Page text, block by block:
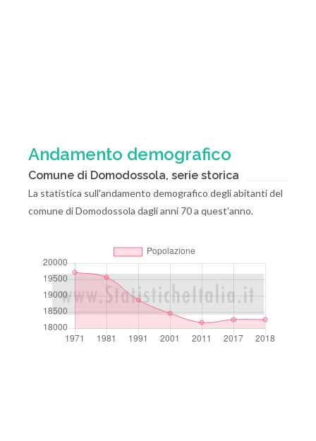
Andamento demografico
Comune di Domodossola, serie storica
La statistica sull'andamento demografico degli abitanti del
comune di Domodossola dagli anni 70 a quest'anno.